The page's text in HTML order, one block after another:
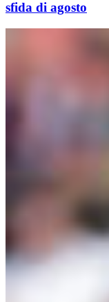
sfida di agosto